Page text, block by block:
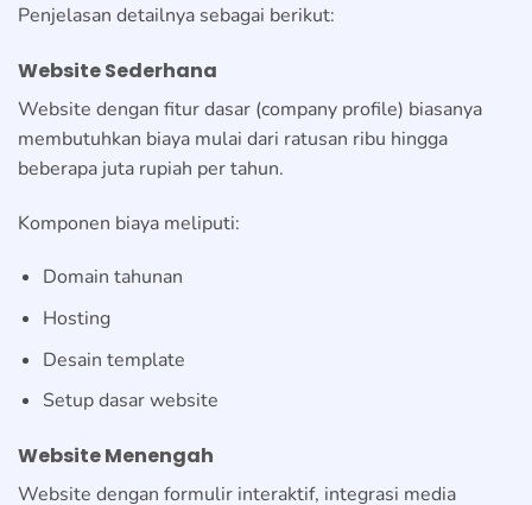
Penjelasan detailnya sebagai berikut:
Website Sederhana
Website dengan fitur dasar (company profile) biasanya
membutuhkan biaya mulai dari ratusan ribu hingga
beberapa juta rupiah per tahun.
Komponen biaya meliputi:
Domain tahunan
Hosting
Desain template
Setup dasar website
Website Menengah
Website dengan formulir interaktif, integrasi media